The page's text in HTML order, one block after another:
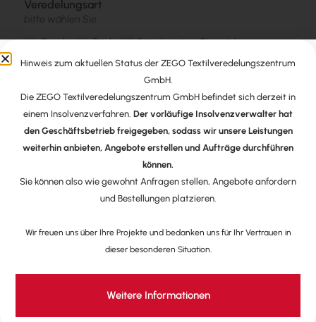
Veredelungsart
bitte wählen Sie
Druck
Stick Bitte beraten Sie mich
Position der Veredelung
Daten Upload
cloud_upload Upload
Weitere Informationen
Hinweis zum aktuellen Status der ZEGO Textilveredelungszentrum
GmbH.
Die ZEGO Textilveredelungszentrum GmbH befindet sich derzeit in
einem Insolvenzverfahren. Der vorläufige Insolvenzverwalter hat
den Geschäftsbetrieb freigegeben, sodass wir unsere Leistungen
weiterhin anbieten, Angebote erstellen und Aufträge durchführen
können.
Sie können also wie gewohnt Anfragen stellen, Angebote anfordern
und Bestellungen platzieren.
Wir freuen uns über Ihre Projekte und bedanken uns für Ihr Vertrauen in
dieser besonderen Situation.
Weitere Informationen